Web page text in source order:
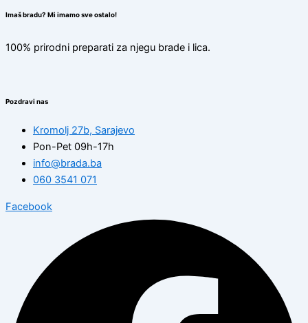
Imaš bradu? Mi imamo sve ostalo!
100% prirodni preparati za njegu brade i lica.
Pozdravi nas
Kromolj 27b, Sarajevo
Pon-Pet 09h-17h
info@brada.ba
060 3541 071
Facebook